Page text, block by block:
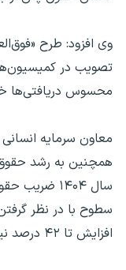
وی افزود: طرح
تصویب در
محسوس دریافتی‌ها
معاون سرمایه
همچنین به رشد
سطوح با در نظر گرفتن
افزایش تا ۴۲ درصد نیز ثبت شده است.